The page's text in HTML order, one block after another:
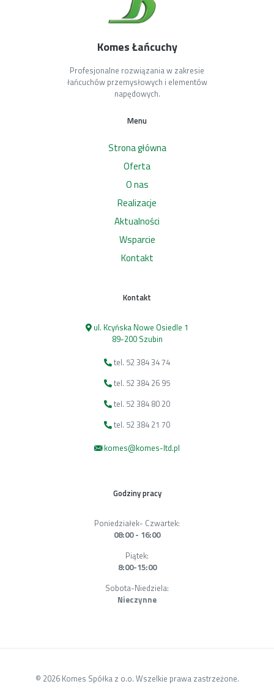
Komes Łańcuchy
Profesjonalne rozwiązania w zakresie
łańcuchów przemysłowych i elementów
napędowych.
Menu
Strona główna
Oferta
O nas
Realizacje
Aktualności
Wsparcie
Kontakt
Kontakt
ul. Kcyńska Nowe Osiedle 1
89-200 Szubin
tel. 52 384 34 74
tel. 52 384 26 95
tel. 52 384 80 20
tel. 52 384 21 70
komes@komes-ltd.pl
Godziny pracy
Poniedziałek- Czwartek:
08:00 - 16:00
Piątek:
8:00-15:00
Sobota-Niedziela:
Nieczynne
© 2026 Komes Spółka z o.o. Wszelkie prawa zastrzeżone.